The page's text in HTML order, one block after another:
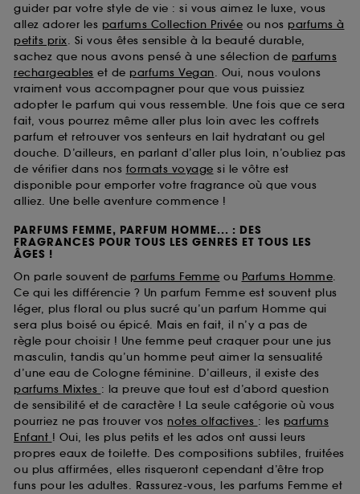
guider par votre style de vie : si vous aimez le luxe, vous
allez adorer les parfums Collection Privée ou nos parfums à
petits prix. Si vous êtes sensible à la beauté durable,
sachez que nous avons pensé à une sélection de parfums
rechargeables et de parfums Vegan. Oui, nous voulons
vraiment vous accompagner pour que vous puissiez
adopter le parfum qui vous ressemble. Une fois que ce sera
fait, vous pourrez même aller plus loin avec les coffrets
parfum et retrouver vos senteurs en lait hydratant ou gel
douche. D’ailleurs, en parlant d’aller plus loin, n’oubliez pas
de vérifier dans nos formats voyage si le vôtre est
disponible pour emporter votre fragrance où que vous
alliez. Une belle aventure commence !
PARFUMS FEMME, PARFUM HOMME... : DES
FRAGRANCES POUR TOUS LES GENRES ET TOUS LES
ÂGES !
On parle souvent de parfums Femme ou Parfums Homme.
Ce qui les différencie ? Un parfum Femme est souvent plus
léger, plus floral ou plus sucré qu’un parfum Homme qui
sera plus boisé ou épicé. Mais en fait, il n’y a pas de
règle pour choisir ! Une femme peut craquer pour une jus
masculin, tandis qu’un homme peut aimer la sensualité
d’une eau de Cologne féminine. D’ailleurs, il existe des
parfums Mixtes : la preuve que tout est d’abord question
de sensibilité et de caractère ! La seule catégorie où vous
pourriez ne pas trouver vos notes olfactives : les parfums
Enfant ! Oui, les plus petits et les ados ont aussi leurs
propres eaux de toilette. Des compositions subtiles, fruitées
ou plus affirmées, elles risqueront cependant d’être trop
funs pour les adultes. Rassurez-vous, les parfums Femme et